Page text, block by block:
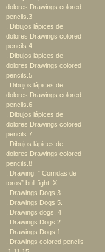
dolores.Drawings colored
pencils.3
. Dibujos lápices de
dolores.Drawings colored
pencils.4
. Dibujos lápices de
dolores.Drawings colored
pencils.5
. Dibujos lápices de
dolores.Drawings colored
pencils.6
. Dibujos lápices de
dolores.Drawings colored
pencils.7
. Dibujos lápices de
dolores.Drawings colored
pencils.8
. Drawing. ” Corridas de
toros”.bull fight .X
. Drawings Dogs 3.
. Drawings Dogs 5.
. Drawings dogs. 4
. Drawings Dogs 2.
. Drawings Dogs 1.
. Drawings colored pencils